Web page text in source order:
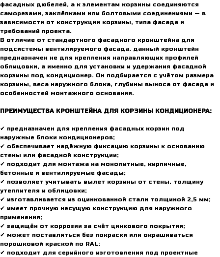
фасадных дюбелей, а к элементам корзины соединяются
саморезами, заклёпками или болтовыми соединениями — в
зависимости от конструкции корзины, типа фасада и
требований проекта.
В отличие от стандартного фасадного кронштейна для
подсистемы вентилируемого фасада, данный кронштейн
предназначен не для крепления направляющих профилей
облицовки, а именно для установки и удержания фасадной
корзины под кондиционер. Он подбирается с учётом размера
корзины, веса наружного блока, глубины выноса от фасада и
особенностей монтажного основания.
ПРЕИМУЩЕСТВА КРОНШТЕЙНА ДЛЯ КОРЗИНЫ КОНДИЦИОНЕРА:
✔ предназначен для крепления фасадных корзин под
наружные блоки кондиционеров;
✔ обеспечивает надёжную фиксацию корзины к основанию
стены или фасадной конструкции;
✔ подходит для монтажа на монолитные, кирпичные,
бетонные и вентилируемые фасады;
✔ позволяет учитывать вылет корзины от стены, толщину
утеплителя и облицовки;
✔ изготавливается из оцинкованной стали толщиной 2,5 мм;
✔ имеет прочную несущую конструкцию для наружного
применения;
✔ защищён от коррозии за счёт цинкового покрытия;
✔ может поставляться без покраски или окрашиваться
порошковой краской по RAL;
✔ подходит для серийного изготовления под проектные